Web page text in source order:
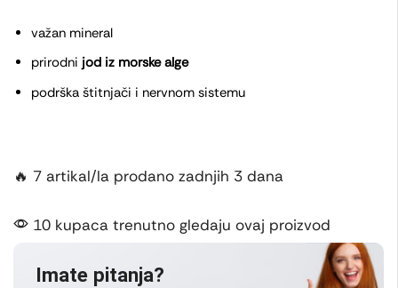
važan mineral
prirodni jod iz morske alge
podrška štitnjači i nervnom sistemu
🔥 7 artikal/la prodano zadnjih 3 dana
10 kupaca trenutno gledaju ovaj proizvod
Imate pitanja?